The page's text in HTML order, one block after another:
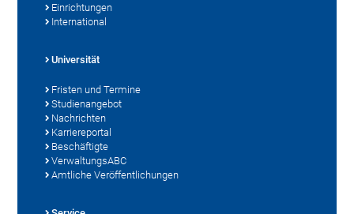
Einrichtungen
International
Universität
Fristen und Termine
Studienangebot
Nachrichten
Karriereportal
Beschäftigte
VerwaltungsABC
Amtliche Veröffentlichungen